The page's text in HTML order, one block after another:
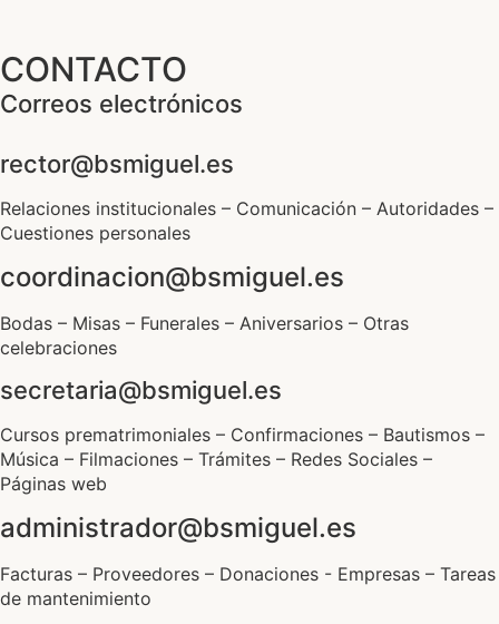
CONTACTO
Correos electrónicos
rector@bsmiguel.es
Relaciones institucionales – Comunicación – Autoridades –
Cuestiones personales
coordinacion@bsmiguel.es
Bodas – Misas – Funerales – Aniversarios – Otras
celebraciones
secretaria@bsmiguel.es
Cursos prematrimoniales – Confirmaciones – Bautismos –
Música – Filmaciones – Trámites – Redes Sociales –
Páginas web
administrador@bsmiguel.es
Facturas – Proveedores – Donaciones - Empresas – Tareas
de mantenimiento